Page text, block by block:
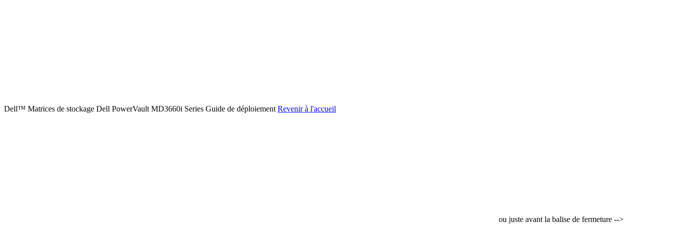
Dell™ Matrices de stockage Dell PowerVault MD3660i Series Guide de déploiement Revenir à l'accueil
ou juste avant la balise de fermeture -->